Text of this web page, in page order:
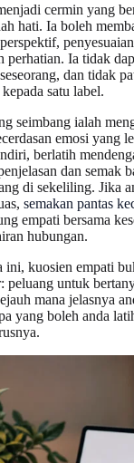
cermin yang
hati. Ia boleh
perhatian. Ia tidak
dan tidak
satu label.
seimbang ialah
emosi yang
berlatih
dan semak
di sekeliling. Jika
semakan pantas
empati bersama
hubungan.
ini, kuosien empati
peluang untuk
mana jelasnya
yang boleh anda